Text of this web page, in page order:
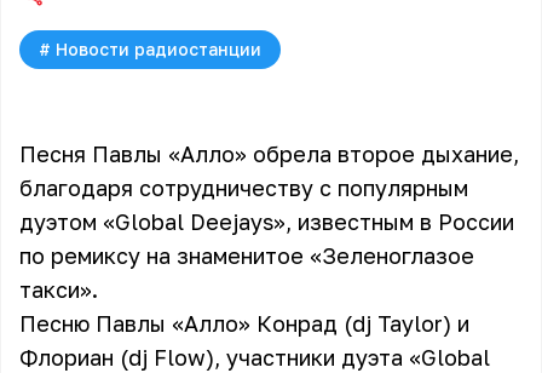
# Новости радиостанции
Песня Павлы «Алло» обрела второе дыхание,
благодаря сотрудничеству с популярным
дуэтом «Global Deejays», известным в России
по ремиксу на знаменитое «Зеленоглазое
такси».
Песню Павлы «Алло» Конрад (dj Taylor) и
Флориан (dj Flow), участники дуэта «Global